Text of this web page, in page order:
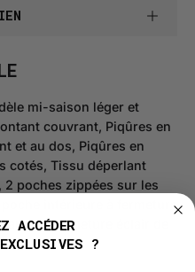
mi-saison léger et
couvrant, Piqûres en
et au dos, Piqûres en
cotés, Tissu déperlant
2 poches zippées sur les
intérieure à fermeture
fermeture éclair de
ACCÉDER
?